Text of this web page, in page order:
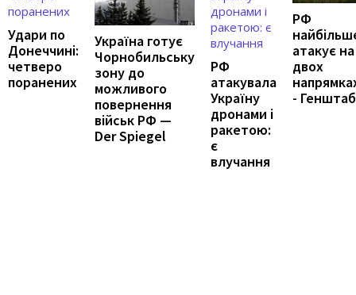
Удари по
Донеччині:
четверо
поранених
Україна готує
Чорнобильську
зону до
можливого
повернення
військ РФ —
Der Spiegel
РФ
атакувала
Україну
дронами і
ракетою:
є
влучання
РФ
атакує на
двох
- Генштаб